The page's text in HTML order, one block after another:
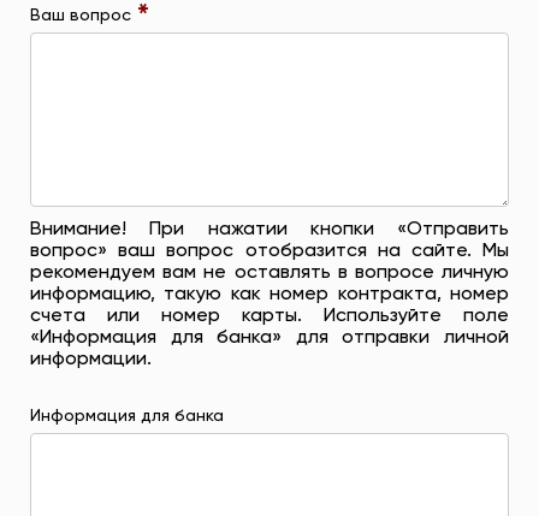
Ваш вопрос *
Внимание! При нажатии кнопки «Отправить
вопрос» ваш вопрос отобразится на сайте. Мы
рекомендуем вам не оставлять в вопросе личную
информацию, такую ​​как номер контракта, номер
счета или номер карты. Используйте поле
«Информация для банка» для отправки личной
информации.
Информация для банка